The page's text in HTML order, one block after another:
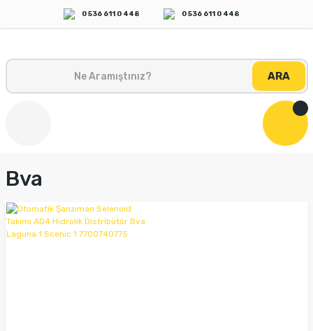
0 536 611 0 448 0 536 611 0 448
ARA
Bva